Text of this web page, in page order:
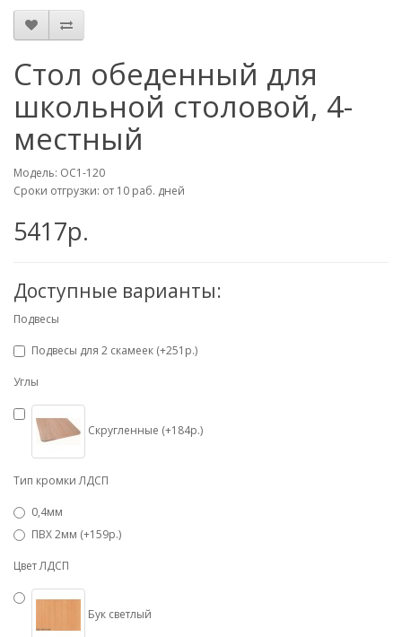
Стол обеденный для
школьной столовой, 4-
местный
Модель: ОС1-120
Сроки отгрузки: от 10 раб. дней
5417р.
Доступные варианты:
Подвесы
Подвесы для 2 скамеек (+251р.)
Углы
Скругленные (+184р.)
Тип кромки ЛДСП
0,4мм
ПВХ 2мм (+159р.)
Цвет ЛДСП
Бук светлый